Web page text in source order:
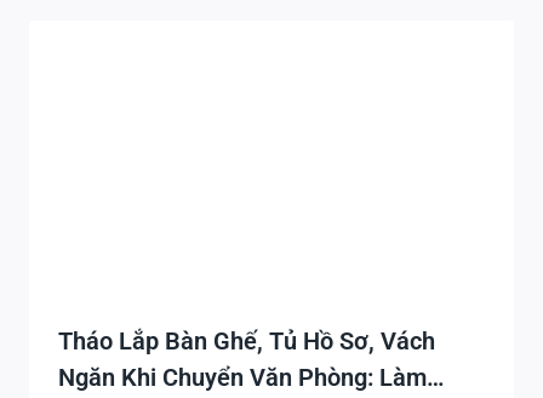
Tháo Lắp Bàn Ghế, Tủ Hồ Sơ, Vách
Ngăn Khi Chuyển Văn Phòng: Làm